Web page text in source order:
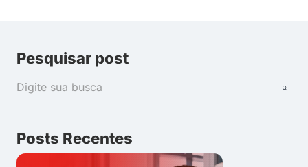
Pesquisar post
Posts Recentes